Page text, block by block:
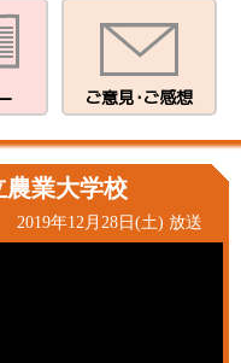
ご意見・ご感想
業大学校
2019年12月28日(土) 放送